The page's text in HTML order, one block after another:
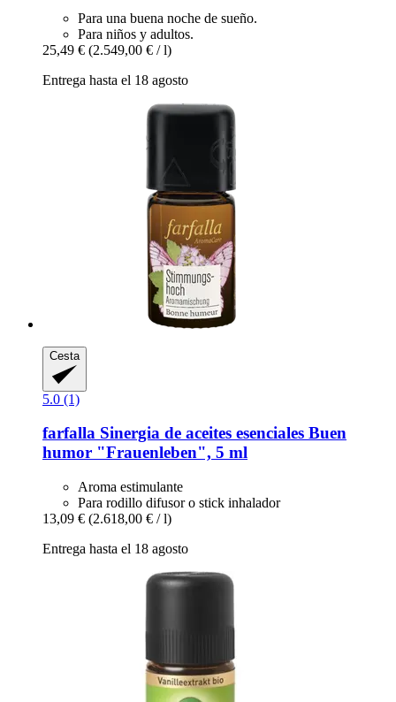
Para una buena noche de sueño.
Para niños y adultos.
25,49 € (2.549,00 € / l)
Entrega hasta el 18 agosto
Cesta
5.0 (1)
farfalla Sinergia de aceites esenciales Buen
humor "Frauenleben", 5 ml
Aroma estimulante
Para rodillo difusor o stick inhalador
13,09 € (2.618,00 € / l)
Entrega hasta el 18 agosto